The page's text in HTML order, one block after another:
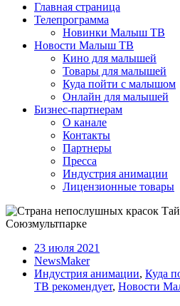
Главная страница
Телепрограмма
Новинки Малыш ТВ
Новости Малыш ТВ
Кино для малышей
Товары для малышей
Куда пойти с малышом
Онлайн для малышей
Бизнес-партнерам
О канале
Контакты
Партнеры
Пресса
Индустрия анимации
Лицензионные товары
23 июля 2021
NewsMaker
Индустрия анимации, Куда
ТВ рекомендует, Новости